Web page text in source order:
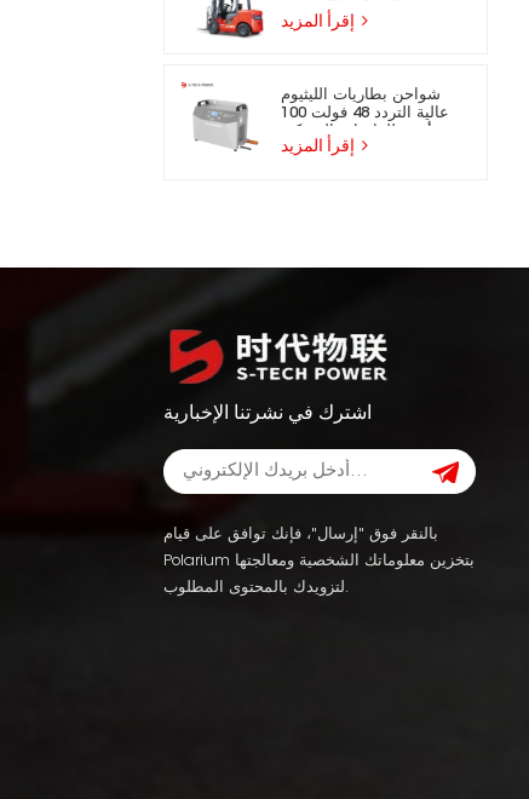
شواحن بطاريات الليثيوم
عالية التردد 48 فولت 100
أمبير للرافعات الشوكية
اشترك في نشرتنا الإخبارية
بالنقر فوق "إرسال"، فإنك توافق على قيام
Polarium بتخزين معلوماتك الشخصية ومعالجتها
لتزويدك بالمحتوى المطلوب.